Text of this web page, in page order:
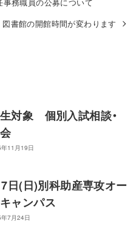
図書館の開館時間が変わります
対象 個別入試相談・
11月19日
日(日)別科助産専攻オー
ャンパス
7月24日